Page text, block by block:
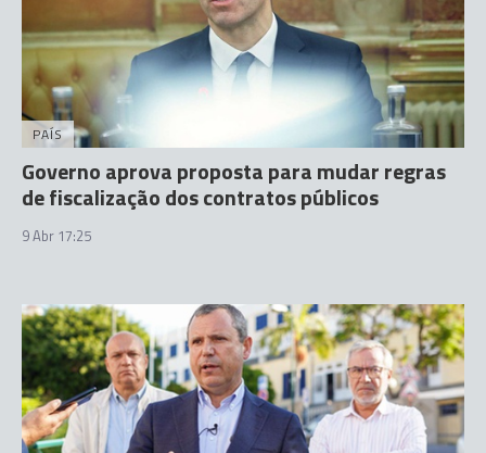
PAÍS
Governo aprova proposta para mudar regras
de fiscalização dos contratos públicos
9 Abr 17:25